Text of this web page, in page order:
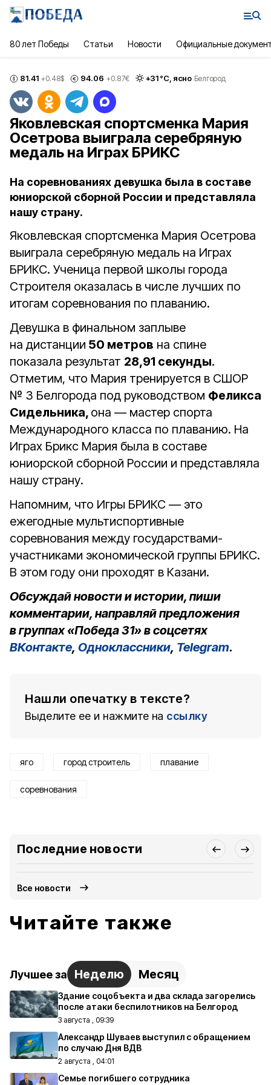
80 лет Победы Статьи Новости Официальные
81.41 +0.48$ 94.06 +0.87€ +31°С, ясно Белгород
Яковлевская спортсменка Мария
Осетрова выиграла серебряную
медаль на Играх БРИКС
На соревнованиях девушка была в составе
юниорской сборной России и представляла
нашу страну.
Яковлевская спортсменка Мария Осетрова
выиграла серебряную медаль на Играх
БРИКС. Ученица первой школы города
Строителя оказалась в числе лучших по
итогам соревнования по плаванию.
Девушка в финальном заплыве
на дистанции 50 метров на спине
показала результат 28,91 секунды.
Отметим, что Мария тренируется в СШОР
№ 3 Белгорода под руководством Феликса
Сидельника, она — мастер спорта
Международного класса по плаванию. На
Играх Брикс Мария была в составе
юниорской сборной России и представляла
нашу страну.
Напомним, что Игры БРИКС — это
ежегодные мультиспортивные
соревнования между государствами-
участниками экономической группы БРИКС.
В этом году они проходят в Казани.
Обсуждай новости и истории, пиши
комментарии, направляй предложения
в группах «Победа 31» в соцсетях
ВКонтакте, Одноклассники, Telegram.
Нашли опечатку в тексте?
Выделите ее и нажмите на ссылку
яго город строитель плавание
соревнования
Последние новости
Все новости
Читайте также
Лучшее за Неделю Месяц
Здание соцобъекта и два склада загорелись
после атаки беспилотников на Белгород
3 августа , 09:39
Александр Шуваев выступил с обращением
по случаю Дня ВДВ
2 августа , 04:01
Семье погибшего сотрудника